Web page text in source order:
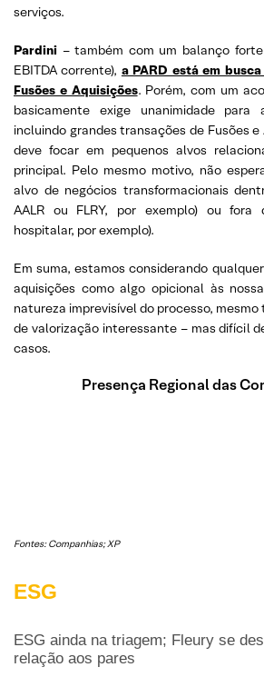
serviços.
Pardini – também com um balanço
EBITDA corrente), a PARD está em
Fusões e Aquisições. Porém, com um
basicamente exige unanimidade para
incluindo grandes transações de Fusões e
deve focar em pequenos alvos
principal. Pelo mesmo motivo, não
alvo de negócios transformacionais
AALR ou FLRY, por exemplo) ou fora
hospitalar, por exemplo).
Em suma, estamos considerando
aquisições como algo opicional às
natureza imprevisível do processo,
de valorização interessante – mas difícil
casos.
Presença Regional das
Fontes: Companhias; XP
ESG
ESG ainda na triagem; Fleury se
relação aos pares